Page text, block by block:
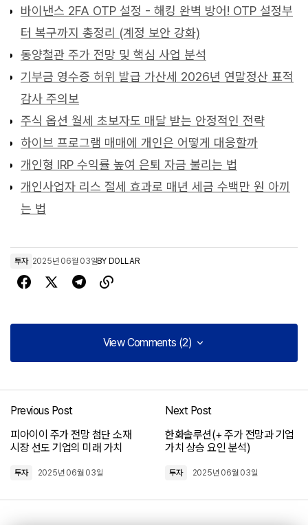
바이낸스 2FA OTP 설정 - 해킹 완벽 방어! OTP 설정부
터 복구까지 총정리 (계정 보안 강화)
동양철관 주가 전망 및 핵심 사업 분석
기부금 영수증 허위 발급 가산세 2026년 연말정산 표적
감사 주의보
주식 옵션 월세 초보자도 매달 받는 안정적인 전략
하이브 프로그램 매매에 개인은 어떻게 대응할까
개인형 IRP 수익률 높여 은퇴 자금 불리는 법
개인사업자 리스 절세 효과로 매년 세금 수백만 원 아끼
는 법
투자 2025년 06월 03일BY DOLLAR
View Comments (2)
View Comments (2)
[…] LG에너지솔루션 주가 전망(+ 불확실한 시장 속 성장 가능
성과 주요 이슈!) […]
테슬라(+ 주가 전망, 혁신과 도전의 교차로)
2025년 08월 24일 at 10:12 오전
Previous Post
피아이이 주가 전망 첨단 소재
시장 선도 기업의 미래 가치
투자 2025년 06월 03일
Next Post
한화솔루션(+ 주가 전망과 기업
가치 상승 요인 분석)
투자 2025년 06월 03일